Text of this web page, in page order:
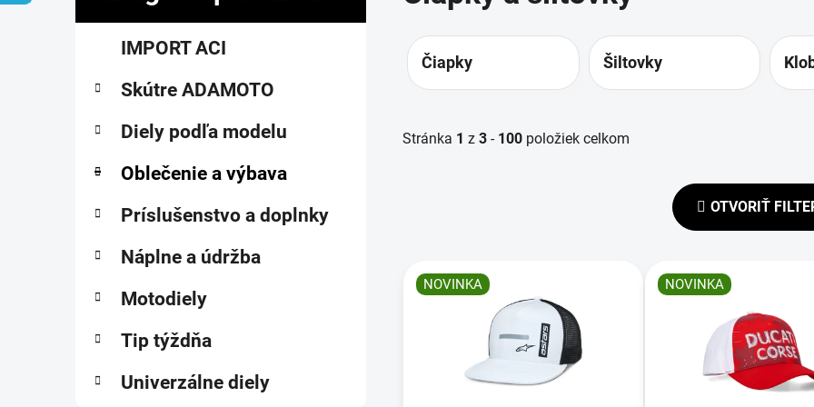
č
kategórieIMPORT ACI
Skútre ADAMOTO
Diely podľa modelu
Oblečenie a výbava
Príslušenstvo a doplnky
Náplne a údržba
Motodiely
Tip týždňa
Univerzálne diely
Čiapky Šiltovky
Stránka 1 z 3 - 100 položiek celkom
OTVORIŤ
NOVINKA NOVINKA